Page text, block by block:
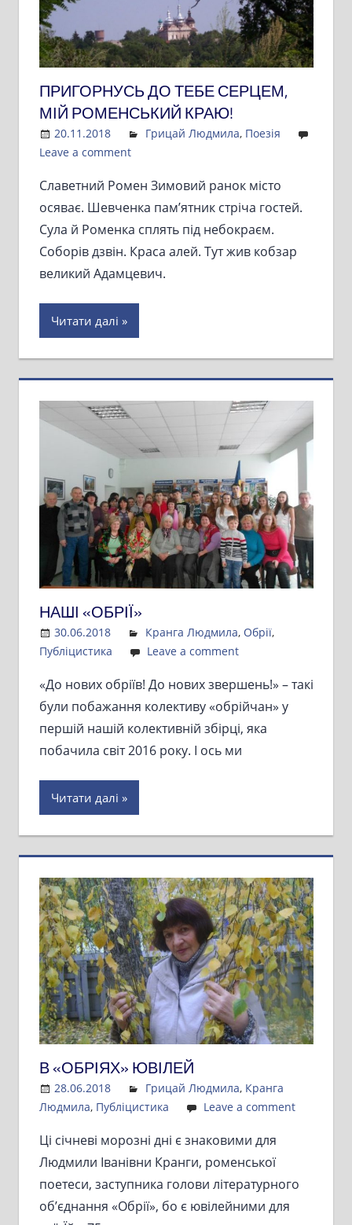
ПРИГОРНУСЬ ДО ТЕБЕ СЕРЦЕМ,
МІЙ РОМЕНСЬКИЙ КРАЮ!
20.11.2018 Admin
Грицай Людмила, Поезія
Leave a comment
Славетний Ромен Зимовий ранок місто
осяває. Шевченка пам’ятник стріча гостей.
Сула й Роменка сплять під небокраєм.
Соборів дзвін. Краса алей. Тут жив кобзар
великий Адамцевич.
Читати далі
НАШІ «ОБРІЇ»
30.06.2018 Admin
Кранга Людмила, Обрії,
Публіцистика
Leave a comment
«До нових обріїв! До нових звершень!» – такі
були побажання колективу «обрійчан» у
першій нашій колективній збірці, яка
побачила світ 2016 року. І ось ми
Читати далі
В «ОБРІЯХ» ЮВІЛЕЙ
28.06.2018 Admin
Грицай Людмила, Кранга
Людмила, Публіцистика Leave a comment
Ці січневі морозні дні є знаковими для
Людмили Іванівни Кранги, роменської
поетеси, заступника голови літературного
об’єднання «Обрії», бо є ювілейними для